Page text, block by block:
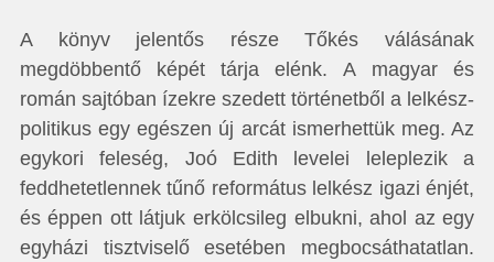
A könyv jelentős része Tőkés válásának
megdöbbentő képét tárja elénk. A magyar és
román sajtóban ízekre szedett történetből a lelkész-
politikus egy egészen új arcát ismerhettük meg. Az
egykori feleség, Joó Edith levelei leleplezik a
feddhetetlennek tűnő református lelkész igazi énjét,
és éppen ott látjuk erkölcsileg elbukni, ahol az egy
egyházi tisztviselő esetében megbocsáthatatlan.